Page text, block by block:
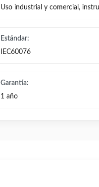
Uso industrial y comercial,
Estándar:
IEC60076
Garantía:
1 año